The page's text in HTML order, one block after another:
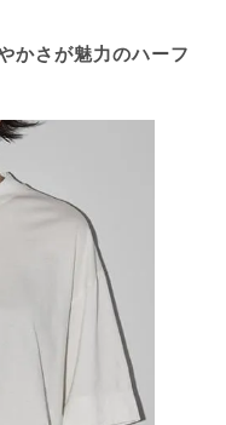
かさが魅力のハーフ